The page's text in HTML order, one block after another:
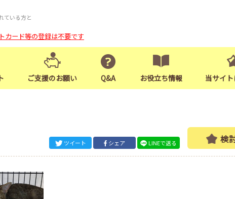
ている方と
カード等の登録は不要です
ご支援のお願い Q&A お役立ち情報 当サイ
ツイート シェア LINEで送る 検